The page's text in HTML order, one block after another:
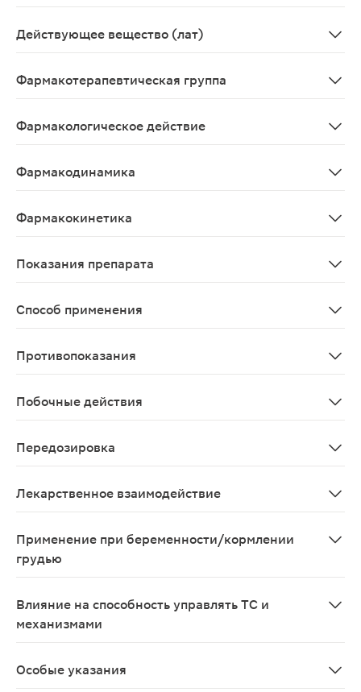
Действующее вещество (лат)
Фармакотерапевтическая группа
Фармакологическое действие
Фармакодинамика
Фармакокинетика
Показания препарата
Способ применения
Противопоказания
Побочные действия
Передозировка
Лекарственное взаимодействие
Применение при беременности/кормлении
грудью
Влияние на способность управлять ТС и
механизмами
Особые указания